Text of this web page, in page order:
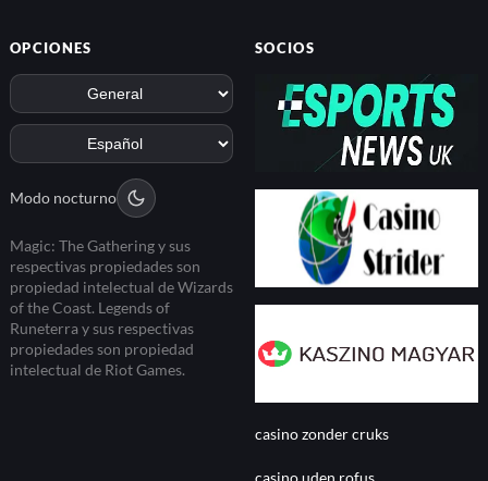
OPCIONES
Modo nocturno
Magic: The Gathering y sus
respectivas propiedades son
propiedad intelectual de Wizards
of the Coast. Legends of
Runeterra y sus respectivas
propiedades son propiedad
intelectual de Riot Games.
SOCIOS
casino zonder cruks
casino uden rofus